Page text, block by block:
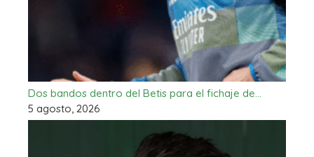
Dos bandos dentro del Betis para el fichaje de…
5 agosto, 2026